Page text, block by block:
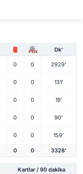
PEN Dk'
0 0 2929'
0 0 131'
0 0 19'
0 0 90'
0 0 159'
0 0 3328'
Kartlar / 90 dakika